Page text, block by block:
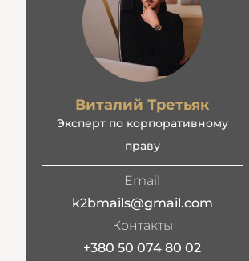
Виталий Третьяк
Эксперт по корпоративному
праву
Email
k2bmails@gmail.com
Контакты
+380 50 074 80 02